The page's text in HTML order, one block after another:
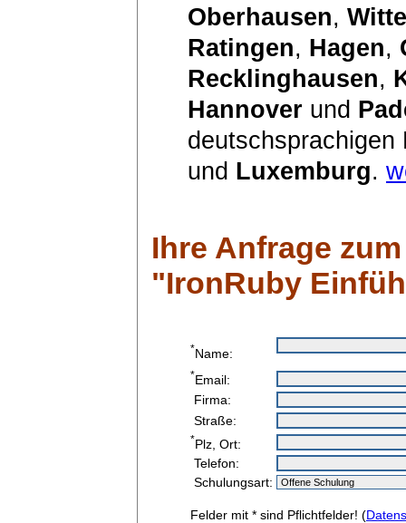
Oberhausen,
Ratingen, Hagen,
Recklinghausen,
Hannover und
und Luxemburg.
Ihre Anfrage
"IronRuby
*Name:
*Email:
Firma:
Straße:
*Plz, Ort:
Telefon:
Schulungsart:
Felder mit * sind Pflichtfelder! (